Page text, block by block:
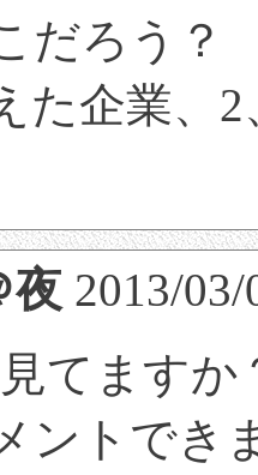
だろう？
た企業、
夜 2013/
てます
ントでき